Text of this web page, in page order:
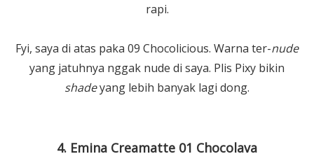
rapi.
Fyi, saya di atas paka 09 Chocolicious. Warna ter-nude
yang jatuhnya nggak nude di saya. Plis Pixy bikin
shadeyang lebih banyak lagi dong.
4. Emina Creamatte 01 Chocolava